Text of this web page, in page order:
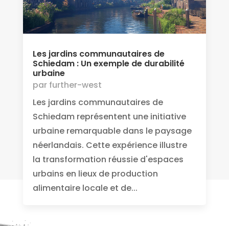
Les jardins communautaires de
Schiedam : Un exemple de durabilité
urbaine
par further-west
Les jardins communautaires de
Schiedam représentent une initiative
urbaine remarquable dans le paysage
néerlandais. Cette expérience illustre
la transformation réussie d'espaces
urbains en lieux de production
alimentaire locale et de...